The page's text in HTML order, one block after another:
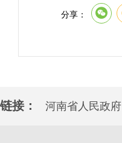
分享：
链接： 河南省人民政府